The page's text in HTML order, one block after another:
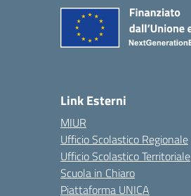
Link Esterni
MIUR
Ufficio Scolastico Regionale
Ufficio Scolastico Territoriale
Scuola in Chiaro
Piattaforma UNICA